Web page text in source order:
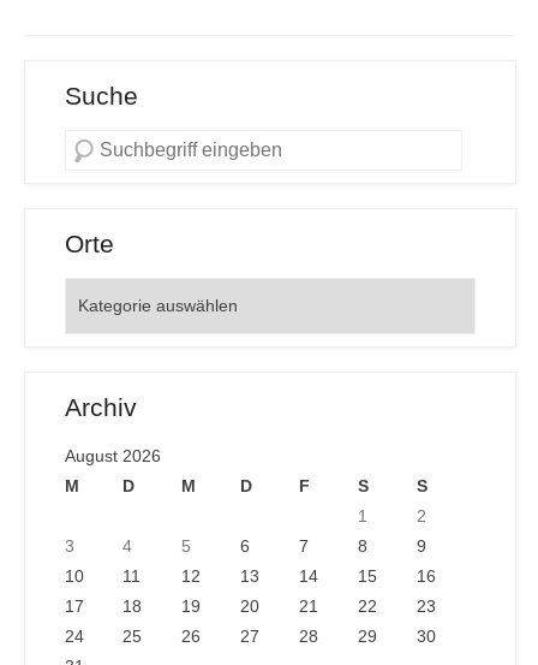
Suche
Orte
Archiv
August 2026
M
D M D F S
S
1
2
3
4 5 6 7 8
9
10
11 12 13 14 15
16
17
18 19 20 21 22
23
24
25 26 27 28 29
30